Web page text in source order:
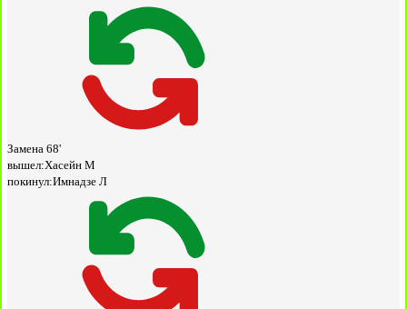
Замена 68'
вышел:Хасейн М
покинул:Имнадзе Л